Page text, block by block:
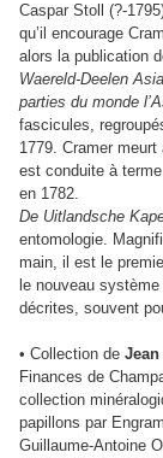
Caspar Stoll (?-
qu’il encourage
alors la publication
Waereld-Deelen
parties du monde
fascicules,
1779. Cramer
est conduite à
en 1782.
De Uitlandsche
entomologie.
main, il est le
le nouveau
décrites, souvent
• Collection de
Finances de
collection
papillons par
Guillaume-Antoine